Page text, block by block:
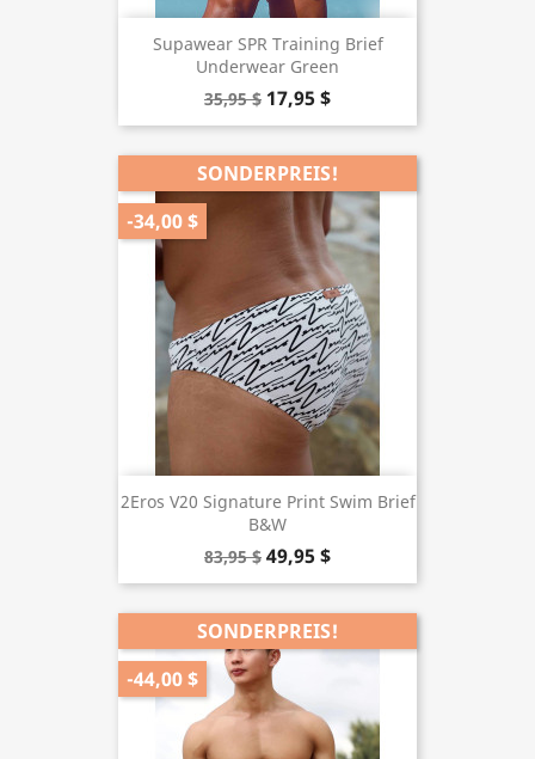
Supawear SPR Training Brief
Underwear Green
35,95 $ 17,95 $
2Eros V20 Signature Print Swim Brief
B&W
83,95 $ 49,95 $
SONDERPREIS!
-34,00 $
SONDERPREIS!
-44,00 $